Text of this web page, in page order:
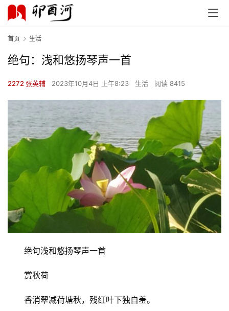
首页 生活
绝句：浅和悠扬琴声一首
2272 张英辅 2023年10月4日 上午8:23 生活 阅读 8415
绝句浅和悠扬琴声一首
赏秋荷
香消翠减荷塘秋，残红叶下独自羞。